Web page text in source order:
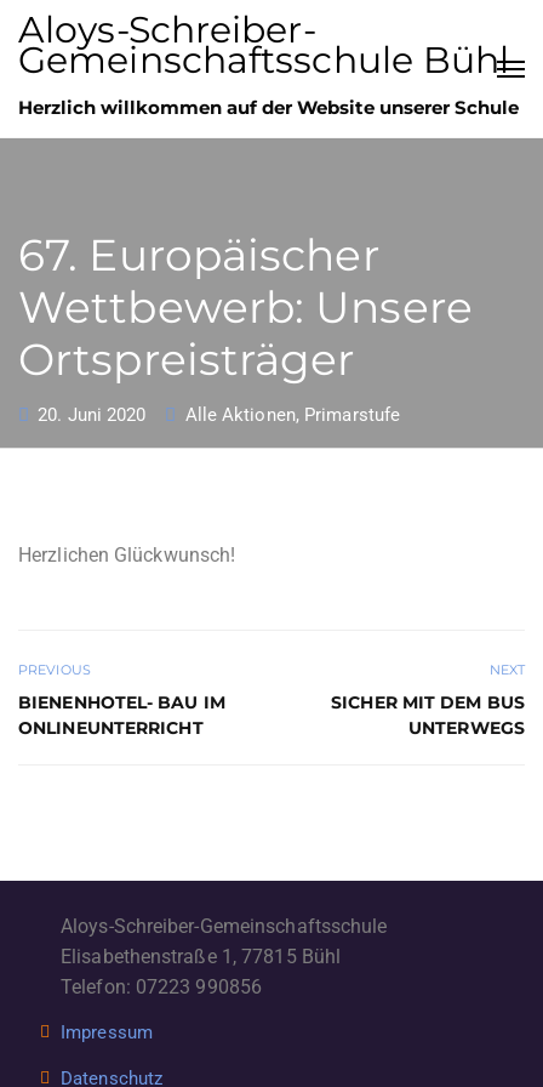
Aloys-Schreiber-
Gemeinschaftsschule Bühl
Herzlich willkommen auf der Website unserer Schule
67. Europäischer
Wettbewerb: Unsere
Ortspreisträger
20. Juni 2020 Alle Aktionen, Primarstufe
Herzlichen Glückwunsch!
PREVIOUS
BIENENHOTEL- BAU IM
ONLINEUNTERRICHT
NEXT
SICHER MIT DEM BUS
UNTERWEGS
Aloys-Schreiber-Gemeinschaftsschule
Elisabethenstraße 1, 77815 Bühl
Telefon: 07223 990856
Impressum
Datenschutz